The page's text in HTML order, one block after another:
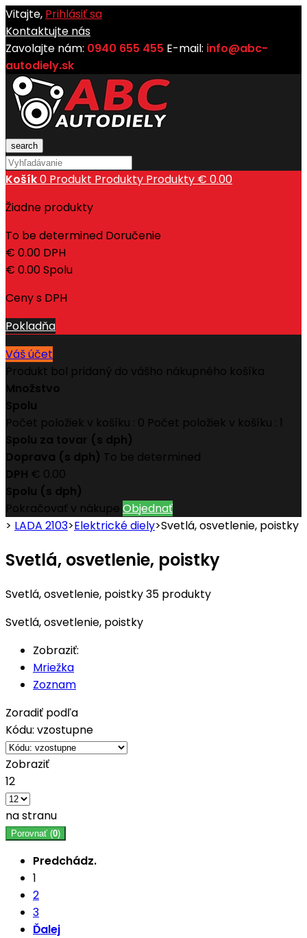
Vitajte, Prihlásiť sa
Kontaktujte nás
Zavolajte nám: 0940 655 455 E-mail: info@abc-
autodiely.sk
search
Košík0 Produkt Produkty Produkty € 0.00
Žiadne produkty
To be determined Doručenie
€ 0.00 DPH
€ 0.00Spolu
Ceny s DPH
Pokladňa
Váš účet
Produkt bol pridaný do vášho nákupného košíka
Množstvo
Spolu
Počet položiek v košíku : 0 Počet položiek v košíku : 1
Spolu za tovar (s dph)
Doprava (s dph) To be determined
DPH € 0.00
Spolu (s dph)
Pokračovať v nákupe Objednať
> LADA 2103>Elektrické diely>Svetlá, osvetlenie, poistky
Svetlá, osvetlenie, poistky
Svetlá, osvetlenie, poistky35 produkty
Svetlá, osvetlenie, poistky
Zobraziť:
Mriežka
Zoznam
Zoradiť podľa
Kódu: vzostupne
Zobraziť
12
na stranu
Porovnať (0)
Predchádz.
1
2
3
Ďalej